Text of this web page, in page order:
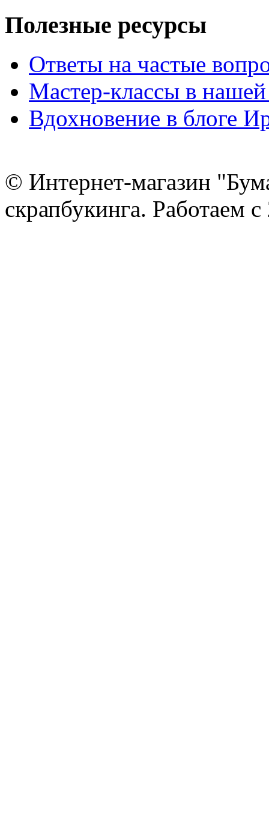
Полезные ресурсы
Ответы на частые
Мастер-классы в нашей
Вдохновение в блоге
© Интернет-магазин
скрапбукинга. Работаем с